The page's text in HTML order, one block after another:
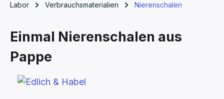
Labor Verbrauchsmaterialien Nierenschalen
Einmal Nierenschalen aus
Pappe